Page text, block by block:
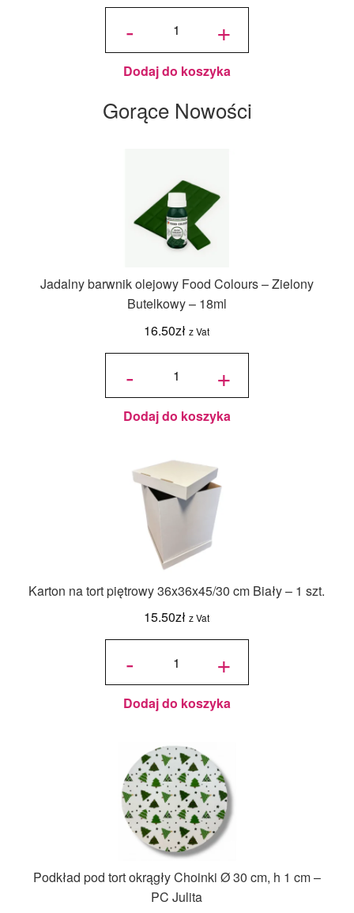
-
ilość
Pastylki
Jasne
Niebieskie
125 g -
Wilton
+
Dodaj do koszyka
Gorące Nowości
Jadalny barwnik olejowy Food Colours – Zielony
Butelkowy – 18ml
16.50zł z Vat
-
ilość
olejowy
Food
Colours -
Zielony
Butelkowy
+
Dodaj do koszyka
Karton na tort piętrowy 36x36x45/30 cm Biały – 1 szt.
15.50zł z Vat
-
ilość Karton
36x36x45/30
cm Biały - 1
szt. +
Dodaj do koszyka
Podkład pod tort okrągły Choinki Ø 30 cm, h 1 cm –
PC Julita